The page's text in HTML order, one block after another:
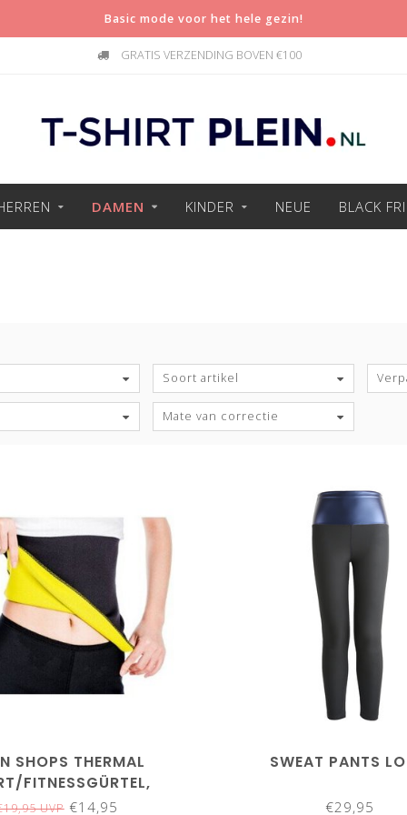
Basic mode voor het hele gezin!
GRATIS VERZENDING BOVEN €100
DAMEN KINDER NEUE BLACK
Soort artikel
Mate van correctie
SHOPS THERMAL
FITNESSGÜRTEL,
UVP€14,95
SWEAT PANTS
€29,95